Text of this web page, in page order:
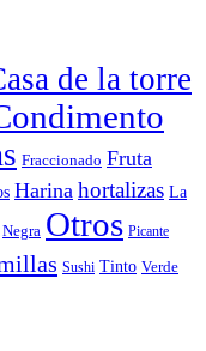
de la torre
Fraccionado Fruta
Harina hortalizas La
Negra Otros Picante
Sushi Tinto Verde